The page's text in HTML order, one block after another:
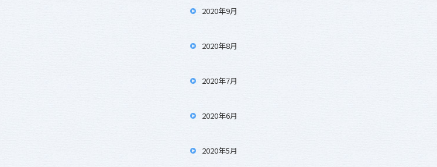
2020年9月
2020年8月
2020年7月
2020年6月
2020年5月